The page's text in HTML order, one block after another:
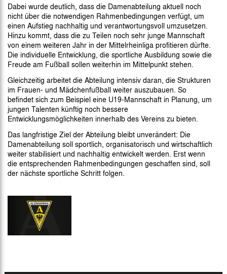
Dabei wurde deutlich, dass die Damenabteilung aktuell noch
nicht über die notwendigen Rahmenbedingungen verfügt, um
einen Aufstieg nachhaltig und verantwortungsvoll umzusetzen.
Hinzu kommt, dass die zu Teilen noch sehr junge Mannschaft
von einem weiteren Jahr in der Mittelrheinliga profitieren dürfte.
Die individuelle Entwicklung, die sportliche Ausbildung sowie die
Freude am Fußball sollen weiterhin im Mittelpunkt stehen.
Gleichzeitig arbeitet die Abteilung intensiv daran, die Strukturen
im Frauen- und Mädchenfußball weiter auszubauen. So
befindet sich zum Beispiel eine U19-Mannschaft in Planung, um
jungen Talenten künftig noch bessere
Entwicklungsmöglichkeiten innerhalb des Vereins zu bieten.
Das langfristige Ziel der Abteilung bleibt unverändert: Die
Damenabteilung soll sportlich, organisatorisch und wirtschaftlich
weiter stabilisiert und nachhaltig entwickelt werden. Erst wenn
die entsprechenden Rahmenbedingungen geschaffen sind, soll
der nächste sportliche Schritt folgen.